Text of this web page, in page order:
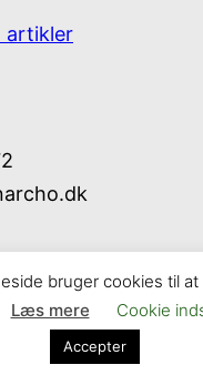
artikler
Hårde Hvidevarer
Kontakt
bruger cookies til
Læs mere Cookie
Accepter